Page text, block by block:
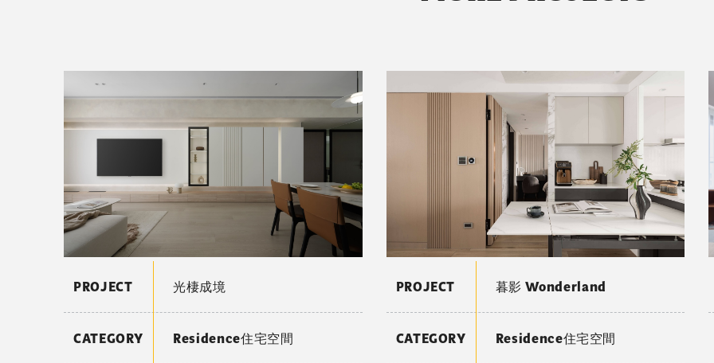
PROJECT 光棲成境
CATEGORY Residence住宅空間
PROJECT 暮影 Wonderland
CATEGORY Residence住宅空間